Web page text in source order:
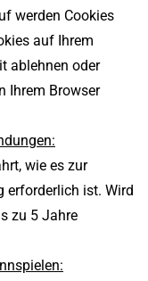
werden Cookies
auf Ihrem
ablehnen oder
Ihrem Browser
wie es zur
erforderlich ist. Wird
zu 5 Jahre